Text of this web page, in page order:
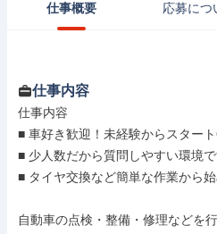
仕事概要 応募につ
仕事内容
仕事内容
■ 車好き歓迎！未経験からスター
■ 少人数だから質問しやすい環境
■ タイヤ交換など簡単な作業から
自動車の点検・整備・修理などを